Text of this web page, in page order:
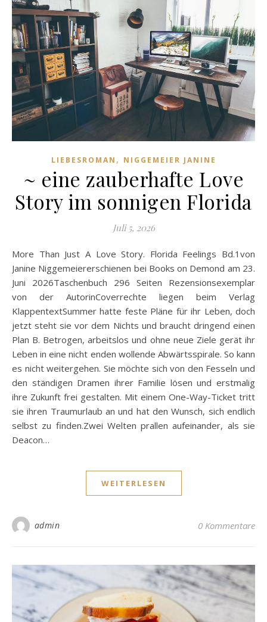
LIEBESROMAN , NIGGEMEIER JANINE
~ eine zauberhafte Love
Story im sonnigen Florida
Juli 5, 2026
More Than Just A Love Story. Florida Feelings Bd.1von
Janine Niggemeiererschienen bei Books on Demond am 23.
Juni 2026Taschenbuch 296 Seiten Rezensionsexemplar
von der AutorinCoverrechte liegen beim Verlag
KlappentextSummer hatte feste Pläne für ihr Leben, doch
jetzt steht sie vor dem Nichts und braucht dringend einen
Plan B. Betrogen, arbeitslos und ohne neue Ziele gerät ihr
Leben in eine nicht enden wollende Abwärtsspirale. So kann
es nicht weitergehen. Sie möchte sich von den Fesseln und
den ständigen Dramen ihrer Familie lösen und erstmalig
ihre Zukunft frei gestalten. Mit einem One-Way-Ticket tritt
sie ihren Traumurlaub an und hat den Wunsch, sich endlich
selbst zu finden.Zwei Welten prallen aufeinander, als sie
Deacon…
WEITERLESEN
admin 0 Kommentare